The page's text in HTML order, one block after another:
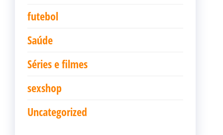
futebol
Saúde
Séries e filmes
sexshop
Uncategorized